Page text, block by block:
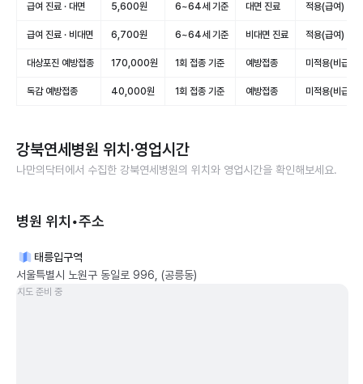
급여 진료 · 대면 5,600원 6~64세 기준 대면 진료 적용(급여)
급여 진료 · 비대면 6,700원 6~64세 기준 비대면 진료 적용(급여)
대상포진 예방접종 170,000원 1회 접종 기준 예방접종 미적용(비급여)
독감 예방접종 40,000원 1회 접종 기준 예방접종 미적용(비급여)
강북연세병원 위치·영업시간
나만의닥터에서 수집한 강북연세병원의 위치와 영업시간을 확인해보세요.
병원 위치•주소
태릉입구역
서울특별시 노원구 동일로 996, (공릉동)
지도 준비 중